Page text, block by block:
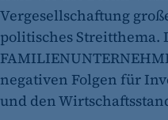
Vergesellschaftung
politisches Streitthema.
negativen Folgen für
und den